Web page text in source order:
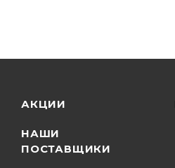
АКЦИИ
НАШИ
ПОСТАВЩИКИ